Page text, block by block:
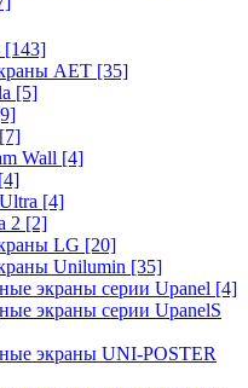
[143]
AET [35]
[5]
[7]
Wall [4]
[4]
[4]
2 [2]
LG [20]
Unilumin [35]
экраны серии Upanel [4]
экраны серии UpanelS
экраны UNI-POSTER